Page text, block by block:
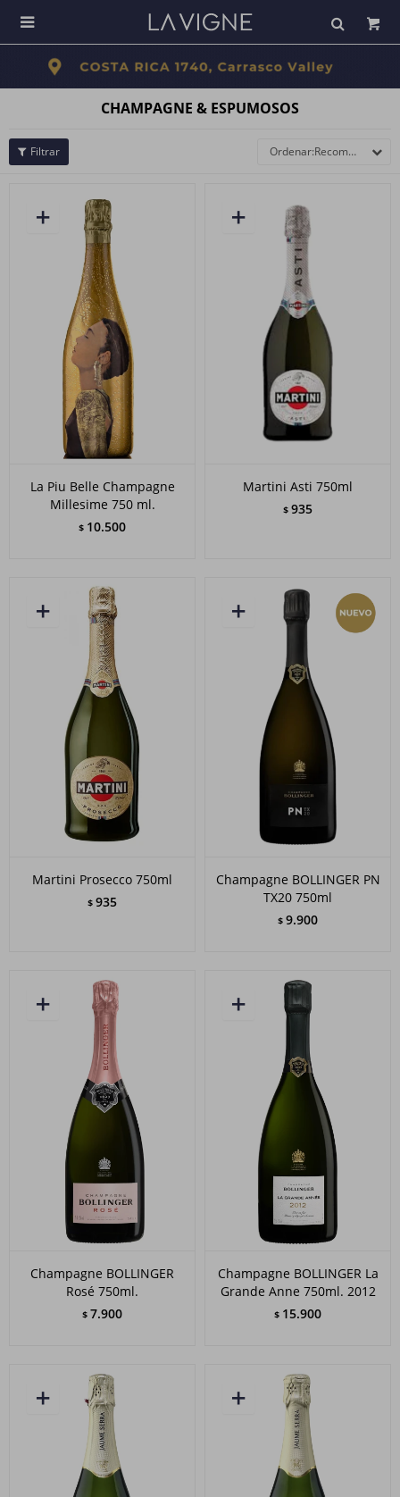

CHAMPAGNE & ESPUMOSOS
Recomendados
La Piu Belle Champagne
Millesime 750 ml.
$ 10.500
Martini Asti 750ml
$ 935
Martini Prosecco 750ml
$ 935
Champagne BOLLINGER PN
TX20 750ml
$ 9.900
Champagne BOLLINGER
Rosé 750ml.
$ 7.900
Champagne BOLLINGER La
Grande Anne 750ml. 2012
$ 15.900